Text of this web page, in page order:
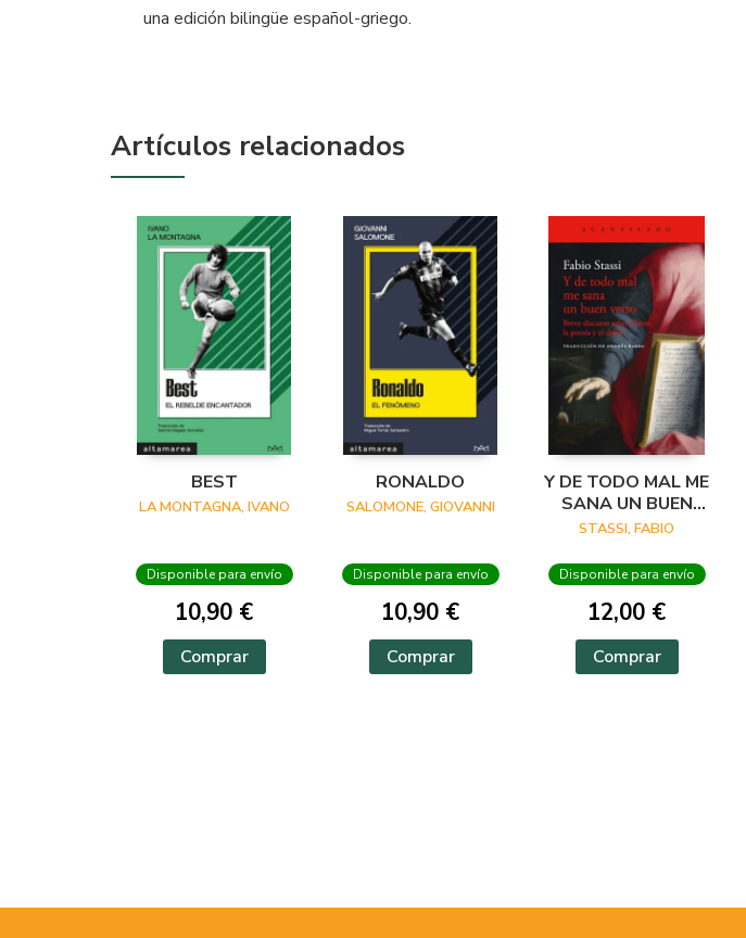
una edición bilingüe español-griego.
Artículos relacionados
BEST
LA MONTAGNA, IVANO
Disponible para envío
10,90 €
Comprar
RONALDO
SALOMONE, GIOVANNI
Disponible para envío
10,90 €
Comprar
Y DE TODO MAL ME
SANA UN BUEN
VERSO
STASSI, FABIO
Disponible para envío
12,00 €
Comprar